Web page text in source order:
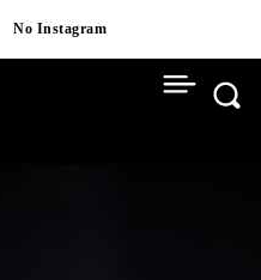
No Instagram